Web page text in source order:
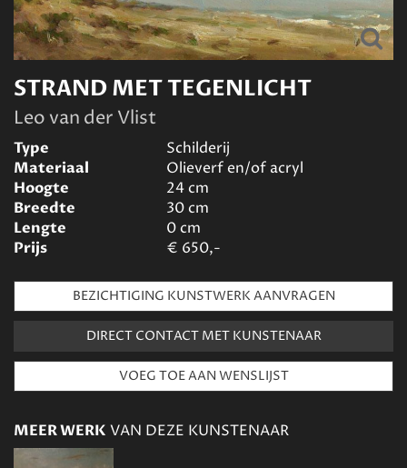
STRAND MET TEGENLICHT
Leo van der Vlist
Type
Schilderij
Materiaal
Olieverf en/of acryl
Hoogte
24cm
Breedte
30cm
Lengte
0cm
Prijs
€ 650,-
BEZICHTIGING KUNSTWERK AANVRAGEN
DIRECT CONTACT MET KUNSTENAAR
MEER WERK VAN DEZE KUNSTENAAR